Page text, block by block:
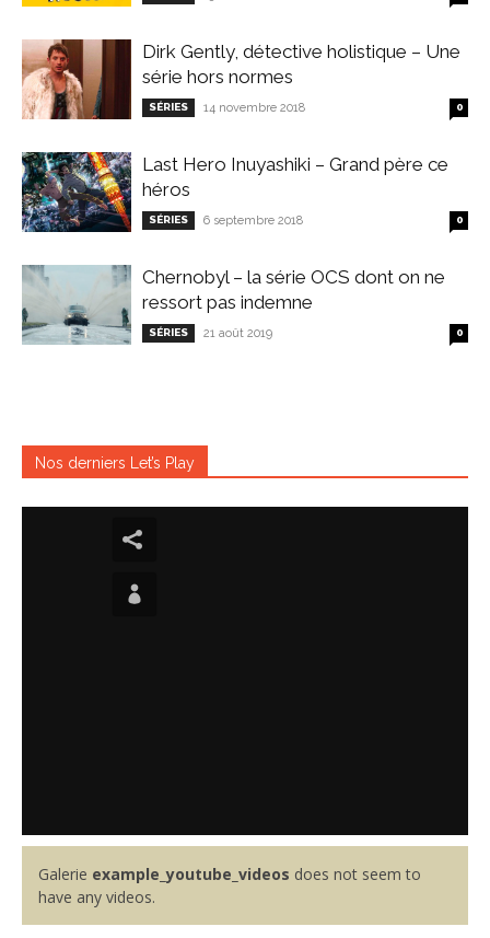
Dirk Gently, détective holistique – Une
série hors normes
SÉRIES 14 novembre 2018 0
Last Hero Inuyashiki – Grand père ce
héros
SÉRIES 6 septembre 2018 0
Chernobyl – la série OCS dont on ne
ressort pas indemne
SÉRIES 21 août 2019 0
Nos derniers Let’s Play
Galerie example_youtube_videos does not seem to
have any videos.